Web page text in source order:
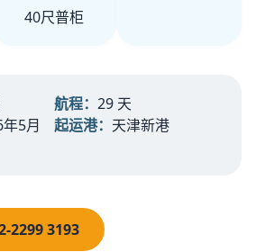
40尺普柜
航程： 29 天
5月
起运港： 天津新港
2299 3193